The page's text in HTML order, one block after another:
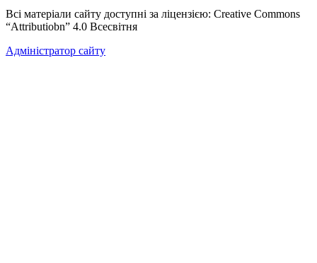
Всі матеріали сайту доступні за ліцензією: Creative Commons
“Attributiobn” 4.0 Всесвітня
Адміністратор сайту